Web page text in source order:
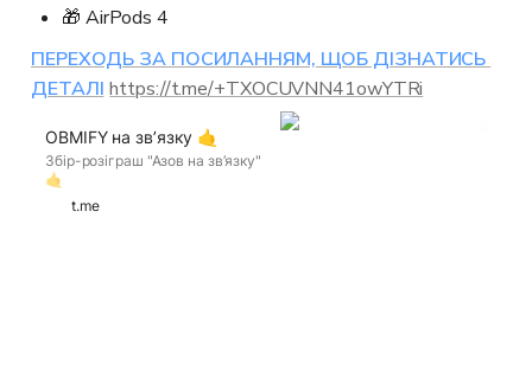
🎁 AirPods 4
ПЕРЕХОДЬ ЗА ПОСИЛАННЯМ, ЩОБ ДІЗНАТИСЬ
ДЕТАЛІ https://t.me/+TXOCUVNN41owYTRi
OBMIFY на зв’язку 🤙
Збір-розіграш "Азов на зв’язку"
🤙
https://send.monobank.ua/jar/6f8Ga
t.me